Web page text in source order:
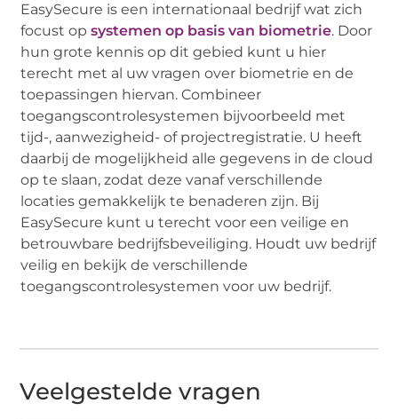
EasySecure is een internationaal bedrijf wat zich
focust opsystemen op basis van biometrie. Door
hun grote kennis op dit gebied kunt u hier
terecht met al uw vragen over biometrie en de
toepassingen hiervan. Combineer
toegangscontrolesystemen bijvoorbeeld met
tijd-, aanwezigheid- of projectregistratie. U heeft
daarbij de mogelijkheid alle gegevens in de cloud
op te slaan, zodat deze vanaf verschillende
locaties gemakkelijk te benaderen zijn. Bij
EasySecure kunt u terecht voor een veilige en
betrouwbare bedrijfsbeveiliging. Houdt uw bedrijf
veilig en bekijk de verschillende
toegangscontrolesystemen voor uw bedrijf.
Veelgestelde vragen